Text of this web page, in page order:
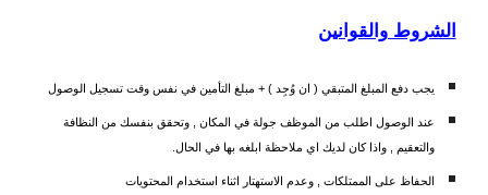
الشروط والقوانين
يجب دفع المبلغ المتبقي ( ان وُجِد ) + مبلغ التأمين في نفس وقت تسجيل الوصول
عند الوصول اطلب من الموظف جولة في المكان , وتحقق بنفسك من النظافة
والتعقيم , واذا كان لديك اي ملاحظة ابلغه بها في الحال.
الحفاظ على الممتلكات , وعدم الاستهتار اثناء استخدام المحتويات